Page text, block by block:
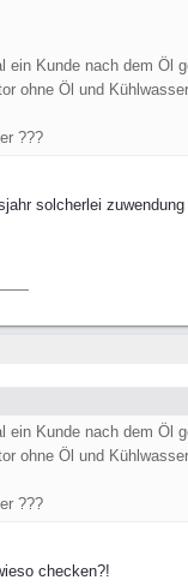
Kunde nach dem Öl
ohne Öl und
???
solcherlei
Kunde nach dem Öl
ohne Öl und
???
checken?!